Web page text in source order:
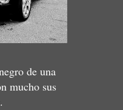
de una
mucho sus